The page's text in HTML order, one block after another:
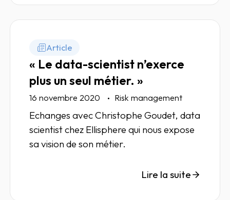
Article
« Le data-scientist n’exerce
plus un seul métier. »
16 novembre 2020 Risk management
Echanges avec Christophe Goudet, data
scientist chez Ellisphere qui nous expose
sa vision de son métier.
Lire la suite